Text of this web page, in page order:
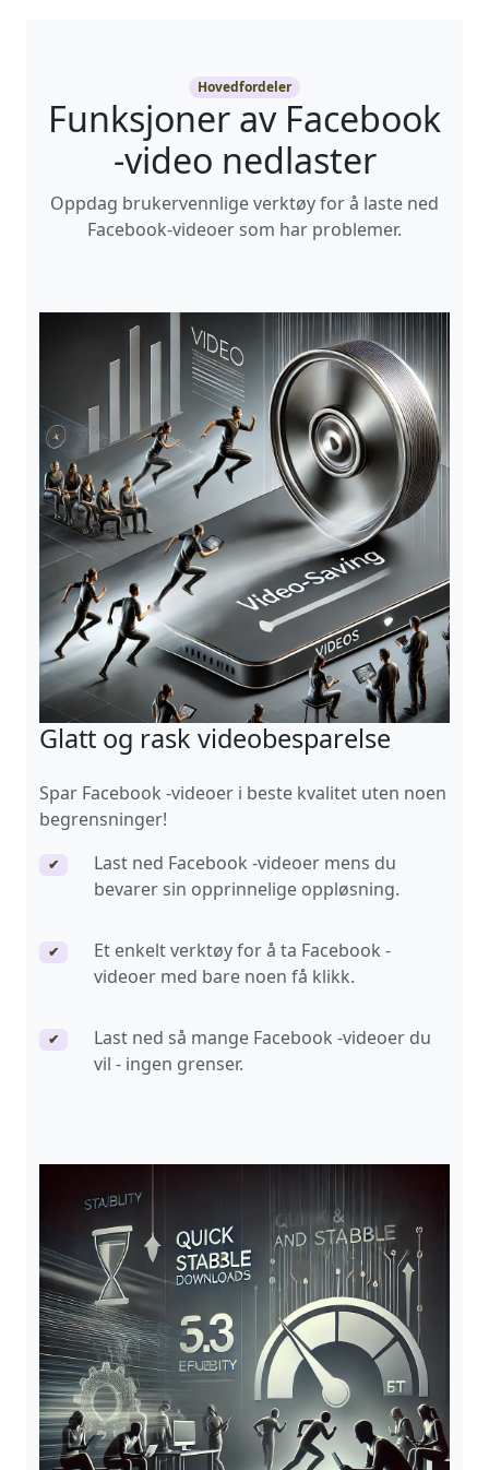
Hovedfordeler
Funksjoner av Facebook
-video nedlaster
Oppdag brukervennlige verktøy for å laste ned
Facebook-videoer som har problemer.
Glatt og rask videobesparelse
Spar Facebook -videoer i beste kvalitet uten noen
begrensninger!
✔
Last ned Facebook -videoer mens du
bevarer sin opprinnelige oppløsning.
✔
Et enkelt verktøy for å ta Facebook -
videoer med bare noen få klikk.
✔
Last ned så mange Facebook -videoer du
vil - ingen grenser.